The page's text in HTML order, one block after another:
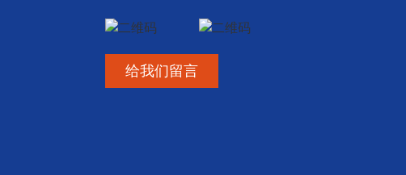
给我们留言